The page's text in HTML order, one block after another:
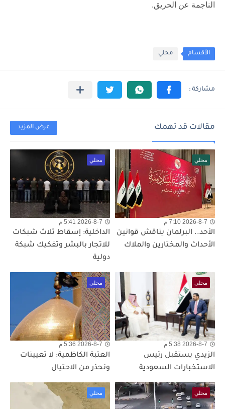
الناجمة عن الحريق.
الأقسام محلي
مقالات قد تهمك عرض المزيد
محلي
2026-8-7 7:10 م
الأحد.. البرلمان يناقش قوانين
الأحداث والمختارين والملاك
محلي
2026-8-7 5:41 م
الداخلية: إسقاط ثلاث شبكات
للاتجار بالبشر وتفكيك شبكة
دولية
محلي
2026-8-7 5:38 م
الزيدي يستقبل رئيس
الاستخبارات السعودية
محلي
2026-8-7 5:36 م
العتبة الكاظمية: لا تعيينات
ونحذر من الاحتيال
محلي محلي